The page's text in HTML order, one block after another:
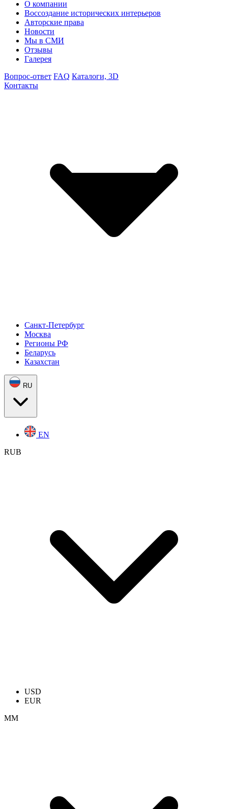
О компании
Воссоздание исторических интерьеров
Авторские права
Новости
Мы в СМИ
Отзывы
Галерея
Вопрос-ответ FAQ Каталоги, 3D
Контакты
Санкт-Петербург
Москва
Регионы РФ
Беларусь
Казахстан
RU
EN
RUB
USD
EUR
ММ